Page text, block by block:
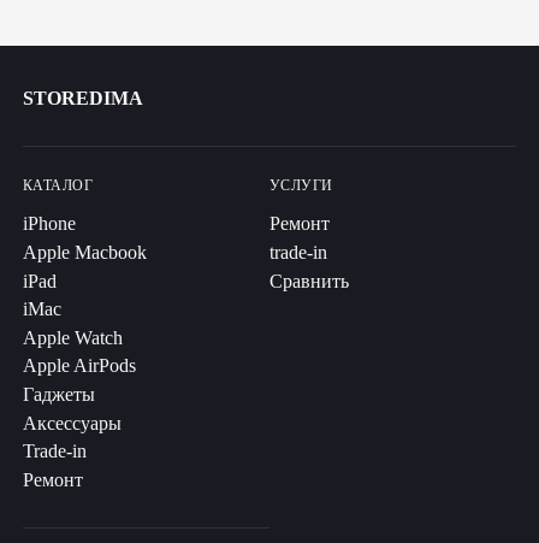
STOREDIMA
КАТАЛОГ
iPhone
Apple Macbook
iPad
iMac
Apple Watch
Apple AirPods
Гаджеты
Аксессуары
Trade-in
Ремонт
УСЛУГИ
Ремонт
trade-in
Сравнить